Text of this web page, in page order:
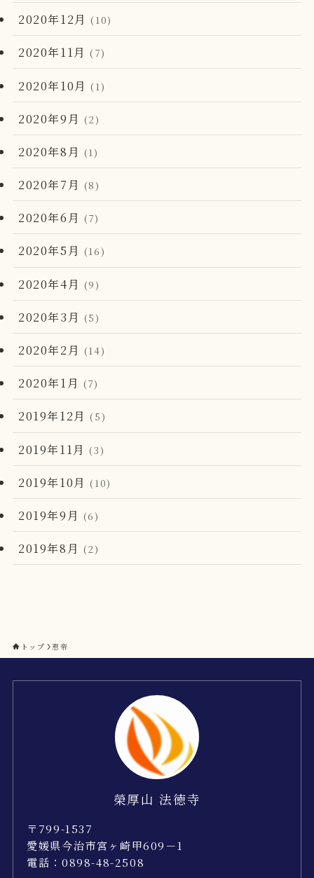
2020年12月 (10)
2020年11月 (7)
2020年10月 (1)
2020年9月 (2)
2020年8月 (1)
2020年7月 (8)
2020年6月 (7)
2020年5月 (16)
2020年4月 (9)
2020年3月 (5)
2020年2月 (14)
2020年1月 (7)
2019年12月 (5)
2019年11月 (3)
2019年10月 (10)
2019年9月 (6)
2019年8月 (2)
トップ 恵帝
榮厚山 法徳寺
〒799-1537
愛媛県今治市宮ヶ崎甲609－1
電話：0898-48-2508